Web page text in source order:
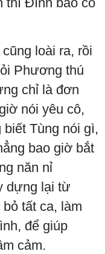
loài ra, rồi
Phương thú
chỉ là đơn
nói yêu cô,
Tùng nói gì,
bao giờ bắt
năn nỉ
dựng lại từ
tất ca, làm
để giúp
cảm.